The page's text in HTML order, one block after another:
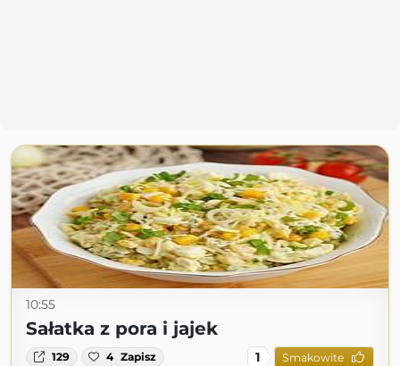
10:55
Sałatka z pora i jajek
129 4 Zapisz 1 Smakowite